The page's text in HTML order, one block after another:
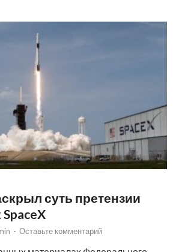
суть претензии
- Оставьте комментарий